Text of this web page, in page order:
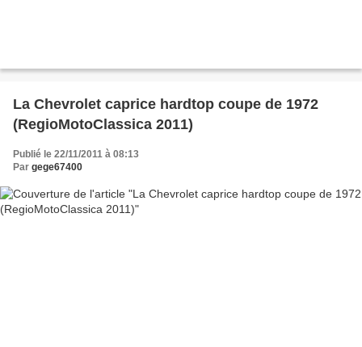
La Chevrolet caprice hardtop coupe de 1972
(RegioMotoClassica 2011)
Publié le 22/11/2011 à 08:13
Par gege67400